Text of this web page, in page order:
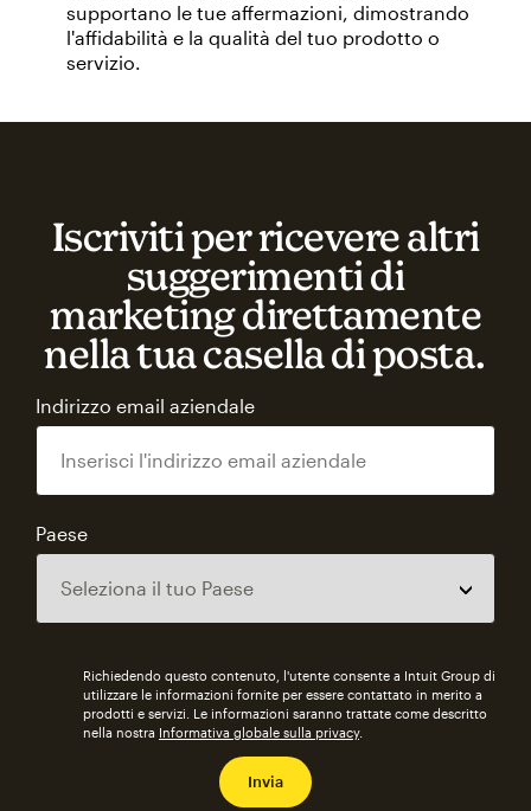
supportano le tue affermazioni, dimostrando
l'affidabilità e la qualità del tuo prodotto o
servizio.
Iscriviti per ricevere altri
suggerimenti di
marketing direttamente
nella tua casella di posta.
Indirizzo email aziendale
Paese
Richiedendo questo contenuto, l'utente consente a Intuit Group di
utilizzare le informazioni fornite per essere contattato in merito a
prodotti e servizi. Le informazioni saranno trattate come descritto
nella nostra Informativa globale sulla privacy.